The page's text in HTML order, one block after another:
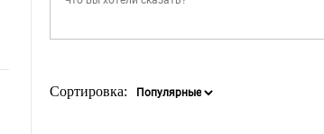
Сортировка: